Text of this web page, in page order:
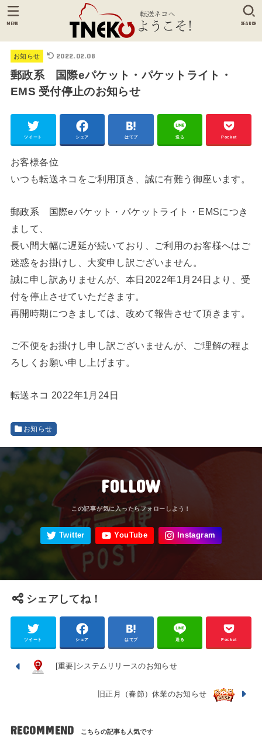
SEARCH
MENU
お知らせ 2022.02.08
郵政系 国際eパケット・パケットライト・
EMS 受付停止のお知らせ
ツイート シェア はてブ 送る Pocket
お客様各位
いつも転送ネコをご利用頂き、誠に有難う御座います。
郵政系 国際eパケット・パケットライト・EMSにつき
まして、
長い間大幅に遅延が続いており、ご利用のお客様へはご
迷惑をお掛けし、大変申し訳ございません。
誠に申し訳ありませんが、本日2022年1月24日より、受
付を停止させていただきます。
再開時期につきましては、改めて報告させて頂きます。
ご不便をお掛けし申し訳ございませんが、ご理解の程よ
ろしくお願い申し上げます。
転送ネコ 2022年1月24日
お知らせ
FOLLOW
シェアしてね！
ツイート シェア はてブ 送る Pocket
[重要]システムリリースのお知らせ
旧正月（春節）休業のお知らせ
RECOMMEND